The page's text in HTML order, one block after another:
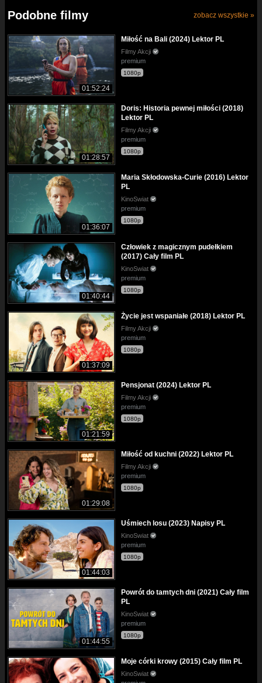
Podobne filmy zobacz wszystkie »
01:52:24
Miłość na Bali (2024) Lektor PL
Filmy Akcji
premium
1080p
01:28:57
Doris: Historia pewnej miłości (2018)
Lektor PL
Filmy Akcji
premium
1080p
01:36:07
Maria Skłodowska-Curie (2016) Lektor
PL
KinoSwiat
premium
1080p
01:40:44
Człowiek z magicznym pudełkiem
(2017) Cały film PL
KinoSwiat
premium
1080p
01:37:09
Życie jest wspaniałe (2018) Lektor PL
Filmy Akcji
premium
1080p
01:21:59
Pensjonat (2024) Lektor PL
Filmy Akcji
premium
1080p
01:29:08
Miłość od kuchni (2022) Lektor PL
Filmy Akcji
premium
1080p
01:44:03
Uśmiech losu (2023) Napisy PL
KinoSwiat
premium
1080p
01:44:55
Powrót do tamtych dni (2021) Cały film
PL
KinoSwiat
premium
1080p
Moje córki krowy (2015) Cały film PL
KinoSwiat